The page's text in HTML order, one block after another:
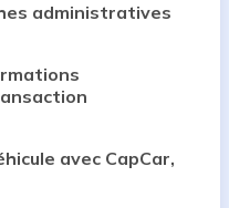
administratives
avec CapCar,